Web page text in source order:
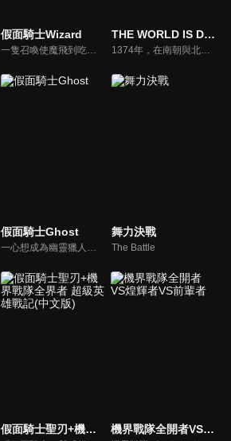
假面騎士Wizard
一隻召喚使魔飛到吃著甜甜圈的青年．晴人身邊。晴人嘴裡唸著：「找到了嗎…」，便拿出戒指施展魔法叫出了假面騎士Wizard的專用機車．機械鋒翼，並騎上它在召喚使魔的帶領下離去。假面騎士Wizard的故事就此展開…。
THE WORLD IS DANCING 世界在起舞
1374年，在南朝與北朝兩個朝廷持續爭鬥的動亂時代，北朝的征夷大將軍足利義滿正一步步擴張自己的勢力。少年鬼夜叉是演出猿樂的觀世座座頭觀阿彌之子。對於「人為什麼要跳舞」，他心中一直懷著說不清的疑惑，卻始終找不到答案。直到某一天，他遇見了「美好」的舞。這個充滿好奇心的美麗少年在與人相遇、歡笑、落淚，並面對自己軟弱的同時，逐漸創造出屬於無常亂世的新型舞藝。
假面騎士Ghost
一心想成為幽靈獵人的天空寺尊於18歲生日時，收到來自十年前亡父生前所寄的幽靈眼魂（Ghost Eyecon）後，突如其來地來自異世界的怪人眼魔出現在面前並盯上此物，甚至為救青梅竹馬月村朱里和御成而身亡。得到仙人的幫助之下而獲得Ghost驅動器變身，成為假面騎士Ghost並得以九十九日短暫的生命復甦。
舞力決戰
The Battle
假面騎士聖刃+機界戰隊全界者 超級英雄戰記(中文版) 機界戰隊全開者VS煌輝者VS前輩者